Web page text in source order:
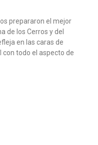
prepararon el mejor
de los Cerros y del
en las caras de
con todo el aspecto de